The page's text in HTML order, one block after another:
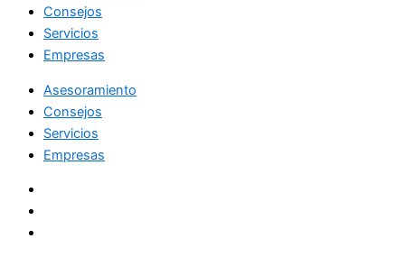
Consejos
Servicios
Empresas
Asesoramiento
Consejos
Servicios
Empresas